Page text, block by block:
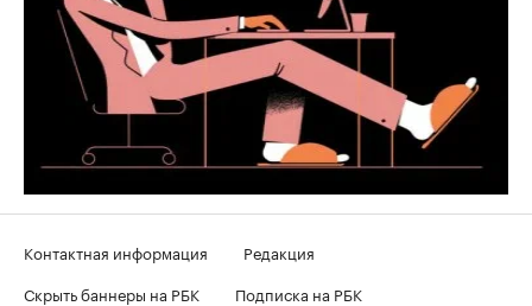
Контактная информация
Редакция
Скрыть баннеры на РБК
Подписка на РБК